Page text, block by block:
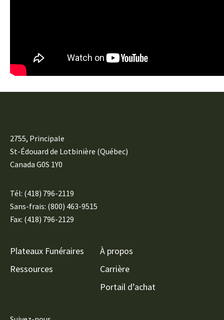
2755, Principale
St-Édouard de Lotbinière (Québec)
Canada G0S 1Y0
Tél: (418) 796-2119
Sans-frais: (800) 463-9515
Fax: (418) 796-2129
Plateaux Funéraires
Ressources
À propos
Carrière
Portail d’achat